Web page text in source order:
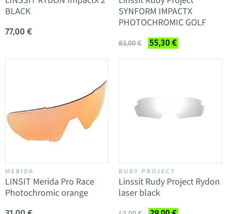
BLACK
77,00 €
SYNFORM IMPACTX
PHOTOCHROMIC GOLF
83,00 € 55,30 €
MERIDA
LINSIT Merida Pro Race
Photochromic orange
RUDY PROJECT
Linssit Rudy Project Rydon
laser black